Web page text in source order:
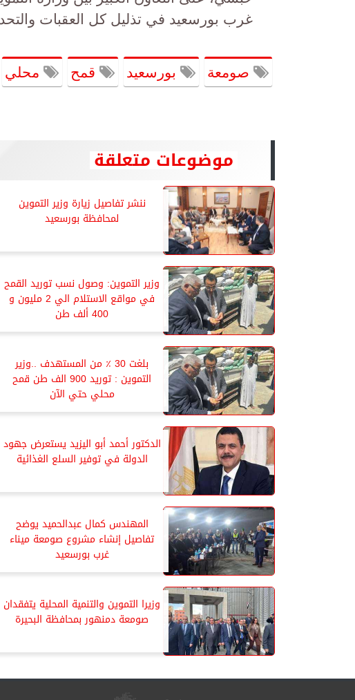
غرب بورسعيد في تذليل كل العقبات
صومعة بورسعيد قمح محلي
موضوعات متعلقة
ننشر تفاصيل زيارة وزير التموين
لمحافظة بورسعيد
وزير التموين: وصول نسب توريد القمح
في مواقع الاستلام الي 2 مليون و
400 ألف طن
بلغت 30 ٪ من المستهدف ..وزير
التموين : توريد 900 الف طن قمح
محلي حتي الآن
الدكتور أحمد أبو اليزيد يستعرض جهود
الدولة في توفير السلع الغذائية
المهندس كمال عبدالحميد يوضح
تفاصيل إنشاء مشروع صومعة ميناء
غرب بورسعيد
وزيرا التموين والتنمية المحلية يتفقدان
صومعة دمنهور بمحافظة البحيرة